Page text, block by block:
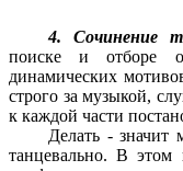
4. Сочинение
поиске и отборе
динамических
строго за музыкой,
к каждой части
Делать - значит
танцевально. В этом